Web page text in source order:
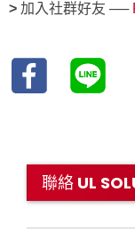
> 加入社群好友 ──
聯絡 UL